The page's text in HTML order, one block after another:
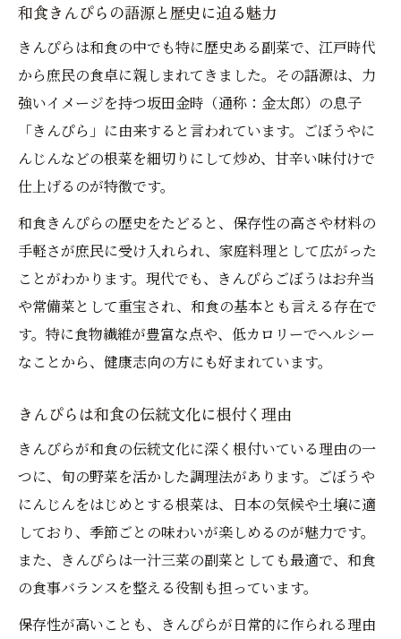
日常の和食にきんぴらが欠かせない理由
和食きんぴらごぼうの献立活用アイデア
和食らしい素朴なきんぴらの魅力を紹介
家庭で手軽に楽しむ和食きんぴらの基本
和食きんぴらごぼうの基本手順を丁寧に解
説
和食きんぴらを手軽に作る下ごしらえ方法
和食副菜きんぴらの時短調理ポイント
食物繊維豊富な和食きんぴらの健康的魅力
和食きんぴらの食物繊維と健康効果を解説
ス
きんぴらごぼうは和食で体に良い理由とは
和食きんぴらの食べ過ぎに注意するポイン
ト
和食きんぴらごぼうの塩分と調整方法
下ごしらえから始める失敗しない和食きんぴら
和食きんぴらの語源と歴史に迫る魅力
きんぴらは和食の中でも特に歴史ある副菜で、江戸時代
から庶民の食卓に親しまれてきました。その語源は、力
強いイメージを持つ坂田金時（通称：金太郎）の息子
「きんぴら」に由来すると言われています。ごぼうやに
んじんなどの根菜を細切りにして炒め、甘辛い味付けで
仕上げるのが特徴です。
和食きんぴらの歴史をたどると、保存性の高さや材料の
手軽さが庶民に受け入れられ、家庭料理として広がった
ことがわかります。現代でも、きんぴらごぼうはお弁当
や常備菜として重宝され、和食の基本とも言える存在で
す。特に食物繊維が豊富な点や、低カロリーでヘルシー
なことから、健康志向の方にも好まれています。
きんぴらは和食の伝統文化に根付く理由
きんぴらが和食の伝統文化に深く根付いている理由の一
つに、旬の野菜を活かした調理法があります。ごぼうや
にんじんをはじめとする根菜は、日本の気候や土壌に適
しており、季節ごとの味わいが楽しめるのが魅力です。
また、きんぴらは一汁三菜の副菜としても最適で、和食
の食事バランスを整える役割も担っています。
保存性が高いことも、きんぴらが日常的に作られる理由